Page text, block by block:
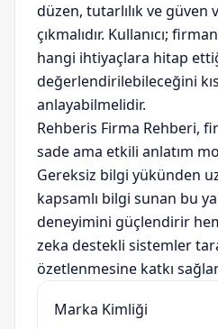
düzen, tutarlılık ve güven
çıkmalıdır. Kullanıcı;
hangi ihtiyaçlara hitap
değerlendirilebileceğini
anlayabilmelidir.
Rehberis Firma Rehberi,
sade ama etkili anlatım
Gereksiz bilgi yükünden
kapsamlı bilgi sunan bu
deneyimini güçlendirir
zeka destekli sistemler
özetlenmesine katkı
Marka Kimliği